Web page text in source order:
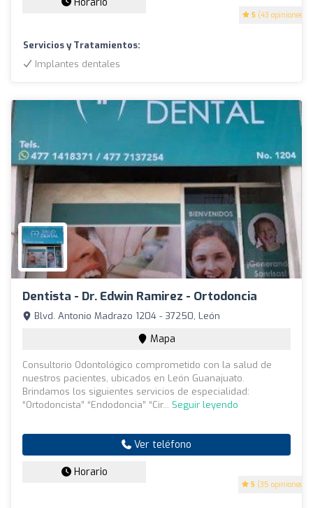
5 (43 opiniones)
Servicios y Tratamientos:
Implantes dentales
Dentista - Dr. Edwin Ramirez - Ortodoncia
5 (35 opiniones)
Blvd. Antonio Madrazo 1204 - 37250, León
Mapa
Consultorio Odontológico comprometido con la salud de
nuestros pacientes, ubicados en León Guanajuato.
Brindamos los siguientes servicios de especialidad:
“Ortodoncista” “Endodoncia” “Cir... Seguir leyendo
Ver teléfono
Horario